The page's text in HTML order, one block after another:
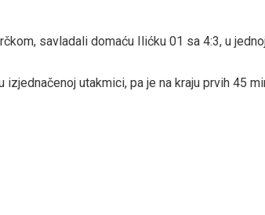
savladali domaću Ilićku 01 sa 4:3, u
izjednačenoj utakmici, pa je na kraju prvih 45